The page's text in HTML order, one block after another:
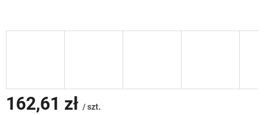
162,61 zł / szt.